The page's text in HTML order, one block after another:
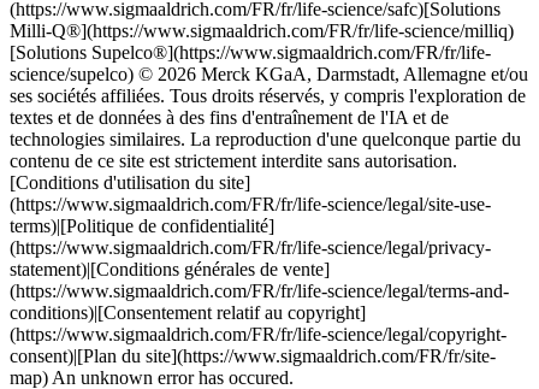
(https://www.sigmaaldrich.com/FR/fr/life-science/safc)[Solutions
Milli-Q®](https://www.sigmaaldrich.com/FR/fr/life-science/milliq)
[Solutions Supelco®](https://www.sigmaaldrich.com/FR/fr/life-
science/supelco) © 2026 Merck KGaA, Darmstadt, Allemagne et/ou
ses sociétés affiliées. Tous droits réservés, y compris l'exploration de
textes et de données à des fins d'entraînement de l'IA et de
technologies similaires. La reproduction d'une quelconque partie du
contenu de ce site est strictement interdite sans autorisation.
[Conditions d'utilisation du site]
(https://www.sigmaaldrich.com/FR/fr/life-science/legal/site-use-
terms)|[Politique de confidentialité]
(https://www.sigmaaldrich.com/FR/fr/life-science/legal/privacy-
statement)|[Conditions générales de vente]
(https://www.sigmaaldrich.com/FR/fr/life-science/legal/terms-and-
conditions)|[Consentement relatif au copyright]
(https://www.sigmaaldrich.com/FR/fr/life-science/legal/copyright-
consent)|[Plan du site](https://www.sigmaaldrich.com/FR/fr/site-
map) An unknown error has occured.